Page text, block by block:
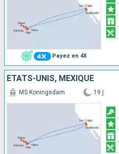
Payez en 4X
ÉTATS-UNIS, MEXIQUE
MS Koningsdam 19 j